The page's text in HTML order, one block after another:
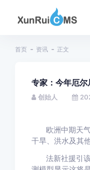
首页 资讯 正文
专家：今年厄
创始人
欧洲中期天
干旱、洪水及其
法新社援引